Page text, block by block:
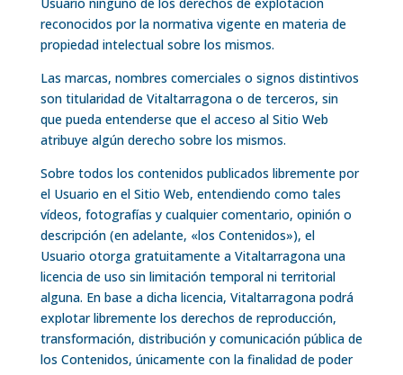
reconocidos por la normativa vigente en materia de
propiedad intelectual sobre los mismos.
Las marcas, nombres comerciales o signos distintivos
son titularidad de Vitaltarragona o de terceros, sin
que pueda entenderse que el acceso al Sitio Web
atribuye algún derecho sobre los mismos.
Sobre todos los contenidos publicados libremente por
el Usuario en el Sitio Web, entendiendo como tales
vídeos, fotografías y cualquier comentario, opinión o
descripción (en adelante, «los Contenidos»), el
Usuario otorga gratuitamente a Vitaltarragona una
licencia de uso sin limitación temporal ni territorial
alguna. En base a dicha licencia, Vitaltarragona podrá
explotar libremente los derechos de reproducción,
transformación, distribución y comunicación pública de
los Contenidos, únicamente con la finalidad de poder